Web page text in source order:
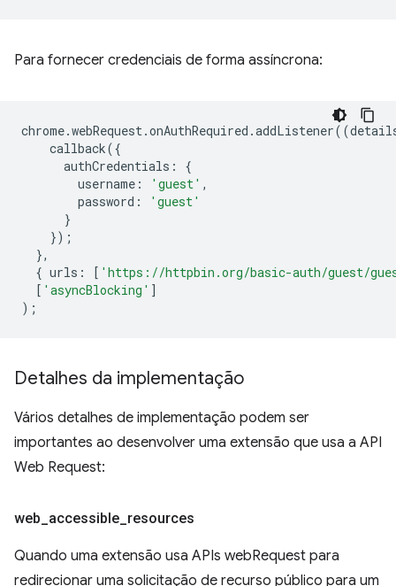
Para fornecer credenciais de forma assíncrona:
chrome.webRequest.onAuthRequired .addListener((
callback({
authCredentials :
{
username : 'guest' ,
password :
'guest'
}
});
},
{ urls : [ 'https://httpbin.org/basic-auth/guest/
[ 'asyncBlocking' ]
);
Detalhes da implementação
Vários detalhes de implementação podem ser
importantes ao desenvolver uma extensão que usa a API
Web Request:
web accessible resources
Quando uma extensão usa APIs webRequest para
redirecionar uma solicitação de recurso público para um